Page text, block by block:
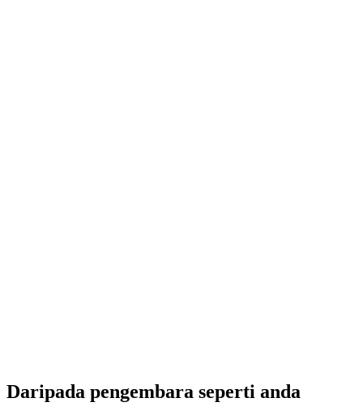
Daripada pengembara seperti anda